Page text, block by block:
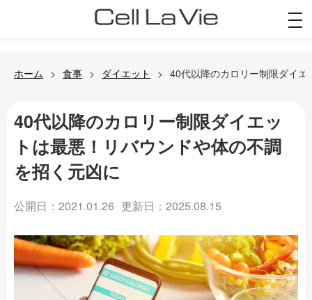
ホーム 食事 ダイエット 40代以降のカロリー制限ダイ
40代以降のカロリー制限ダイエッ
トは最悪！リバウンドや体の不調
を招く元凶に
公開日：2021.01.26 更新日：2025.08.15